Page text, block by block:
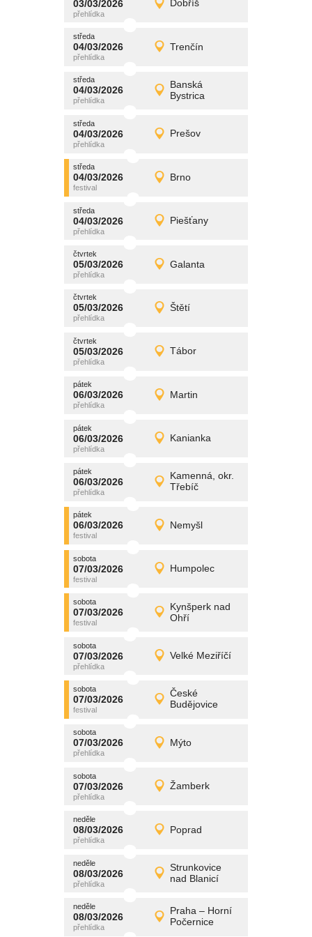
03/03/2026 Dobříš
úterý
03/03/2026 Detail
středa
04/03/2026 Trenčín
středa
04/03/2026 Detail
promítání
středa
04/03/2026
Banská
Bystrica
středa
04/03/2026 Detail
promítání
středa
04/03/2026 Prešov
středa
04/03/2026 Detail
promítání
středa
04/03/2026 Brno
středa
04/03/2026 Detail
promítání
středa
04/03/2026 Piešťany
středa
04/03/2026 Detail
promítání
čtvrtek
05/03/2026 Galanta
čtvrtek
05/03/2026 Detail
promítání
čtvrtek
05/03/2026 Štětí
čtvrtek
05/03/2026 Detail
promítání
čtvrtek
05/03/2026 Tábor
čtvrtek
05/03/2026 Detail
promítání
pátek
06/03/2026 Martin
pátek
06/03/2026 Detail
promítání
pátek
06/03/2026 Kanianka
pátek
06/03/2026 Detail
promítání
pátek
06/03/2026
Kamenná, okr.
Třebíč
pátek
06/03/2026 Detail
promítání
pátek
06/03/2026 Nemyšl
pátek
06/03/2026 Detail
promítání
sobota
07/03/2026 Humpolec
sobota
07/03/2026 Detail
promítání
sobota
07/03/2026
Kynšperk nad
Ohří
sobota
07/03/2026 Detail
promítání
sobota
07/03/2026 Velké Meziříčí
sobota
07/03/2026 Detail
promítání
sobota
07/03/2026
České
Budějovice
sobota
07/03/2026 Detail
promítání
sobota
07/03/2026 Mýto
sobota
07/03/2026 Detail
promítání
sobota
07/03/2026 Žamberk
sobota
07/03/2026 Detail
promítání
neděle
08/03/2026 Poprad
neděle
08/03/2026 Detail
promítání
neděle
08/03/2026
Strunkovice
nad Blanicí
neděle
08/03/2026 Detail
promítání
neděle
08/03/2026
Praha – Horní
Počernice
neděle
08/03/2026 Detail
promítání